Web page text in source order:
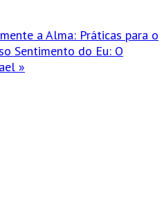
a Alma: Práticas para o
Sentimento do Eu: O
»